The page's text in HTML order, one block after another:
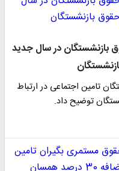
بازنشستگان در سال جدید
تامین اجتماعی در ارتباط
توضیح داد.